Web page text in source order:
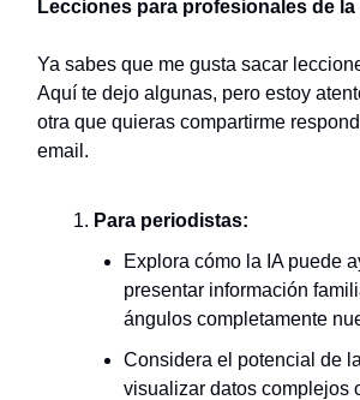
Lecciones para profesionales de
Ya sabes que me gusta sacar
Aquí te dejo algunas, pero estoy
otra que quieras compartirme
email.
Para periodistas:
Explora cómo la IA puede
presentar información
ángulos completamente
Considera el potencial de
visualizar datos complejos